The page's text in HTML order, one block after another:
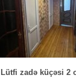
Lütfi zadə küçəsi 2